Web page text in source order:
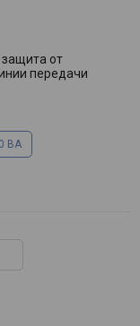
от
передачи
ВА